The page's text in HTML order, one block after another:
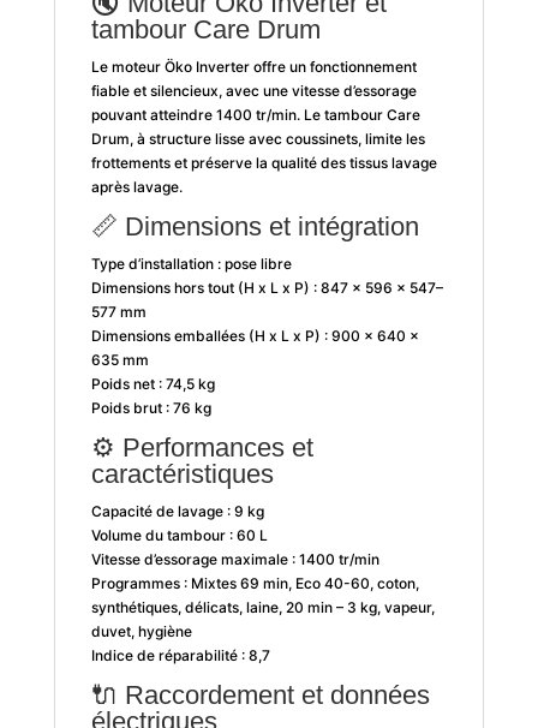
tambour Care Drum
Le moteur Öko Inverter offre un fonctionnement
fiable et silencieux, avec une vitesse d’essorage
pouvant atteindre 1400 tr/min. Le tambour Care
Drum, à structure lisse avec coussinets, limite les
frottements et préserve la qualité des tissus lavage
après lavage.
📏 Dimensions et intégration
Type d’installation : pose libre
Dimensions hors tout (H x L x P) : 847 x 596 x 547–
577 mm
Dimensions emballées (H x L x P) : 900 x 640 x
635 mm
Poids net : 74,5 kg
Poids brut : 76 kg
⚙️ Performances et
caractéristiques
Capacité de lavage : 9 kg
Volume du tambour : 60 L
Vitesse d’essorage maximale : 1400 tr/min
Programmes : Mixtes 69 min, Eco 40-60, coton,
synthétiques, délicats, laine, 20 min – 3 kg, vapeur,
duvet, hygiène
Indice de réparabilité : 8,7
🔌 Raccordement et données
électriques